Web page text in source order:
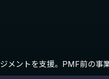
メントを支援。PMF前の